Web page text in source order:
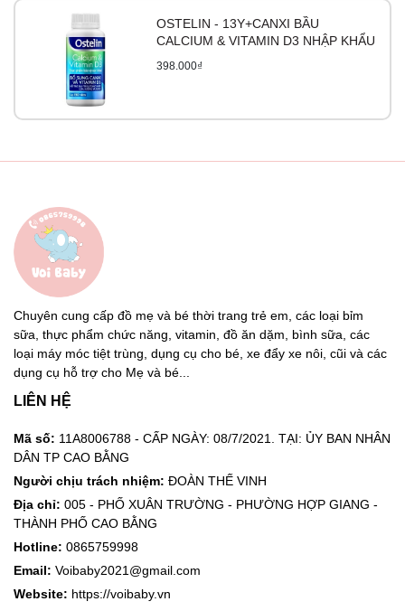
OSTELIN - 13Y+CANXI BẦU
CALCIUM & VITAMIN D3 NHẬP KHẨU
398.000₫
Chuyên cung cấp đồ mẹ và bé thời trang trẻ em, các loại bỉm
sữa, thực phẩm chức năng, vitamin, đồ ăn dặm, bình sữa, các
loại máy móc tiệt trùng, dụng cụ cho bé, xe đẩy xe nôi, cũi và các
dụng cụ hỗ trợ cho Mẹ và bé...
LIÊN HỆ
Mã số: 11A8006788 - CẤP NGÀY: 08/7/2021. TẠI: ỦY BAN NHÂN
DÂN TP CAO BẰNG
Người chịu trách nhiệm: ĐOÀN THẾ VINH
Địa chỉ: 005 - PHỐ XUÂN TRƯỜNG - PHƯỜNG HỢP GIANG -
THÀNH PHỐ CAO BẰNG
Hotline: 0865759998
Email: Voibaby2021@gmail.com
Website: https://voibaby.vn